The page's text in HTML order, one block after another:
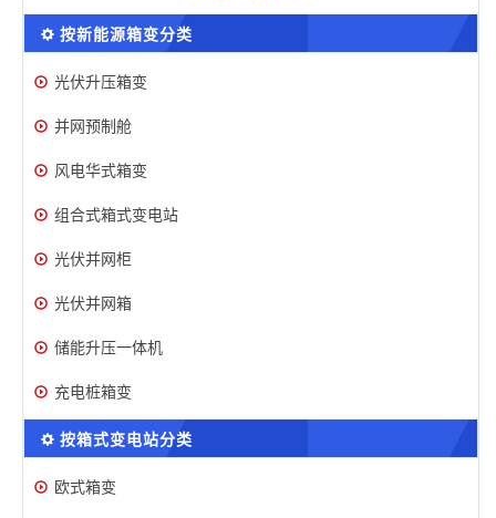
按新能源箱变分类
光伏升压箱变
并网预制舱
风电华式箱变
组合式箱式变电站
光伏并网柜
光伏并网箱
储能升压一体机
充电桩箱变
按箱式变电站分类
欧式箱变